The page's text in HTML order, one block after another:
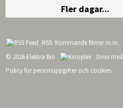
Fler dagar...
RSS: Kommande filmer m.m.
© 2026 Elektra Bio
Drivs med
Policy för personuppgifter och cookies